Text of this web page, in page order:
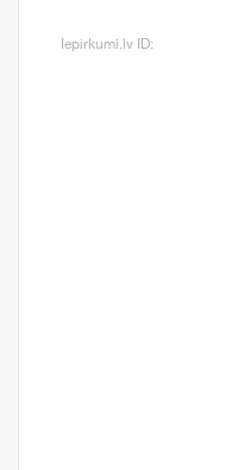
Iepirkumi.lv ID: